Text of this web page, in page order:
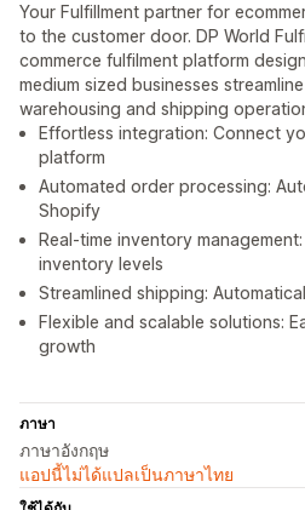
Your Fulfillment partner for
to the customer door. DP World
commerce fulfilment platform
medium sized businesses
warehousing and shipping
Effortless integration: Connect
platform
Automated order processing:
Shopify
Real-time inventory
inventory levels
Streamlined shipping:
Flexible and scalable solutions:
growth
ภาษา
ภาษาอังกฤษ
แอปนี้ไม่ได้แปลเป็นภาษาไทย